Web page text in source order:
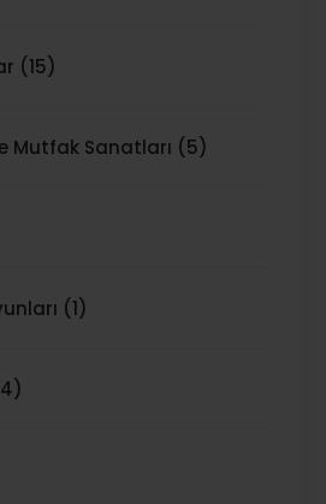
(15)
Mutfak Sanatları (5)
(1)